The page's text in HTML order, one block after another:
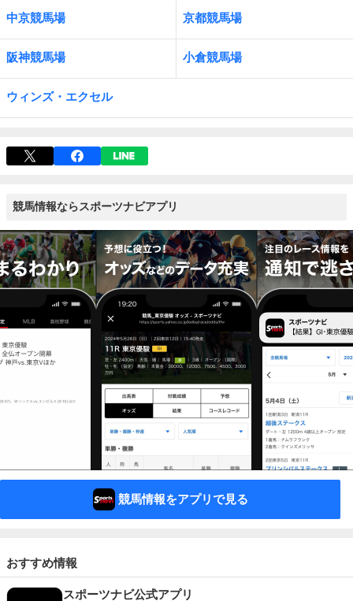
中京競馬場 京都競馬場
阪神競馬場 小倉競馬場
ウィンズ・エクセル
競馬情報ならスポーツナビアプリ
競馬情報をアプリで見る
おすすめ情報
スポーツナビ公式アプリ